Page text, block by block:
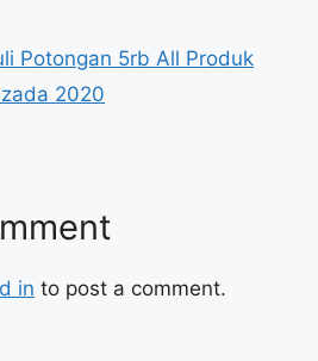
Potongan 5rb All Produk
2020
in to post a comment.